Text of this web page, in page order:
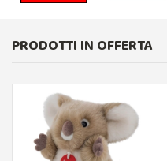
PRODOTTI IN OFFERTA